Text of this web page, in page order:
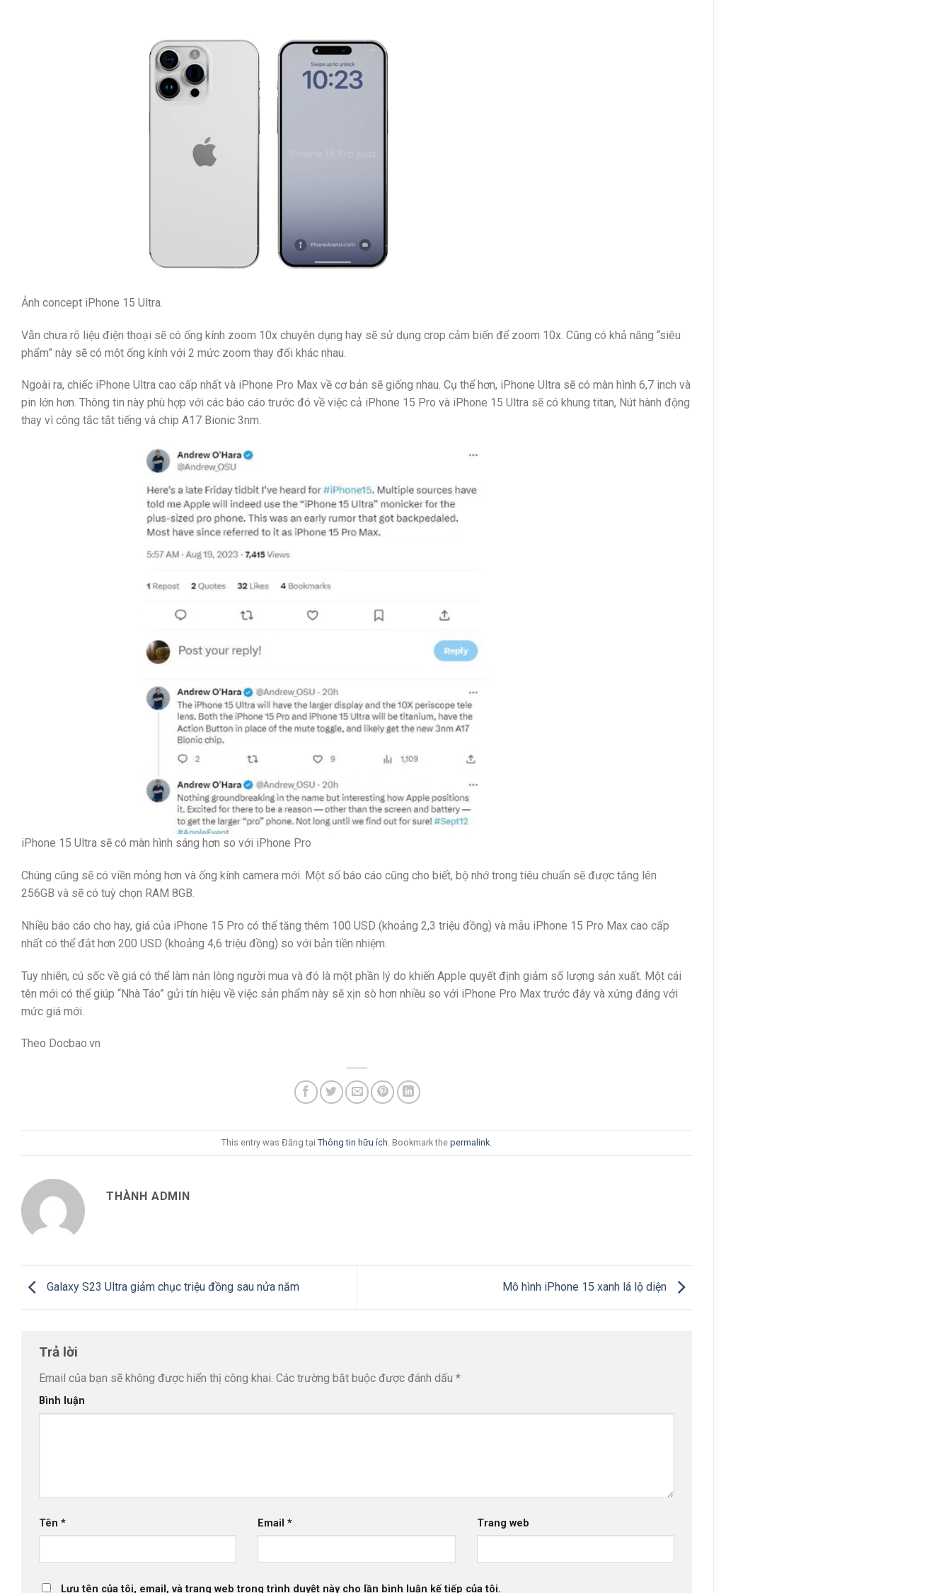
Ảnh concept iPhone 15 Ultra.
Vẫn chưa rõ liệu điện thoại sẽ có ống kính zoom 10x chuyên dụng hay sẽ sử dụng crop cảm biến để zoom 10x. Cũng có khả năng “siêu
phẩm” này sẽ có một ống kính với 2 mức zoom thay đổi khác nhau.
Ngoài ra, chiếc iPhone Ultra cao cấp nhất và iPhone Pro Max về cơ bản sẽ giống nhau. Cụ thể hơn, iPhone Ultra sẽ có màn hình 6,7 inch và
pin lớn hơn. Thông tin này phù hợp với các báo cáo trước đó về việc cả iPhone 15 Pro và iPhone 15 Ultra sẽ có khung titan, Nút hành động
thay vì công tắc tắt tiếng và chip A17 Bionic 3nm.
iPhone 15 Ultra sẽ có màn hình sáng hơn so với iPhone Pro
Chúng cũng sẽ có viền mỏng hơn và ống kính camera mới. Một số báo cáo cũng cho biết, bộ nhớ trong tiêu chuẩn sẽ được tăng lên
256GB và sẽ có tuỳ chọn RAM 8GB.
Nhiều báo cáo cho hay, giá của iPhone 15 Pro có thể tăng thêm 100 USD (khoảng 2,3 triệu đồng) và mẫu iPhone 15 Pro Max cao cấp
nhất có thể đắt hơn 200 USD (khoảng 4,6 triệu đồng) so với bản tiền nhiệm.
Tuy nhiên, cú sốc về giá có thể làm nản lòng người mua và đó là một phần lý do khiến Apple quyết định giảm số lượng sản xuất. Một cái
tên mới có thể giúp “Nhà Táo” gửi tín hiệu về việc sản phẩm này sẽ xịn sò hơn nhiều so với iPhone Pro Max trước đây và xứng đáng với
mức giá mới.
Theo Docbao.vn
This entry was Đăng tại Thông tin hữu ích . Bookmark the permalink
THÀNH ADMIN
Galaxy S23 Ultra giảm chục triệu đồng sau nửa năm Mô hình iPhone 15 xanh lá lộ diện
Trả lời
Email của bạn sẽ không được hiển thị công khai. Các trường bắt buộc được đánh dấu *
Bình luận
Tên * Email* Trang web
Lưu tên của tôi, email, và trang web trong trình duyệt này cho lần bình luận kế tiếp của tôi.